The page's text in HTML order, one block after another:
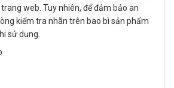
web. Tuy nhiên, để đảm bảo an
kiểm tra nhãn trên bao bì sản phẩm
sử dụng.